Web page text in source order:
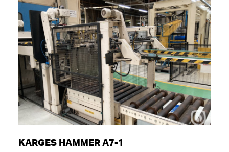
KARGES HAMMER A7-1